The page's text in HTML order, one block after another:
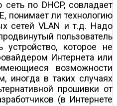
по DHCP, совладает
понимает ли технологию
сетей VLAN и т.д. Надо
пользователь
устройство, которое не
Интернета или
возможности
иногда в таких случаях
прошивки от
(в Интернете